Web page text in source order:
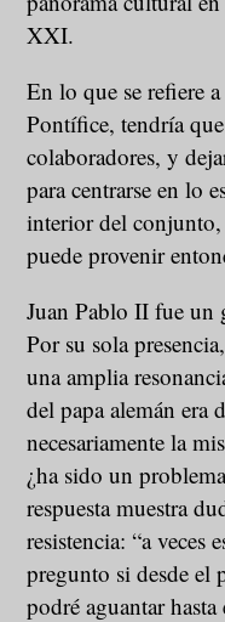
XXI.
En lo que se refiere
Pontífice, tendría
colaboradores, y
para centrarse en lo
interior del
puede provenir
Juan Pablo II fue un
Por su sola
una amplia
del papa alemán era
necesariamente la
¿ha sido un
respuesta muestra
resistencia: “a veces
pregunto si desde el
podré aguantar